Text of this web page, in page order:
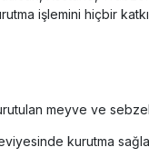
işlemini hiçbir
meyve ve
kurutma